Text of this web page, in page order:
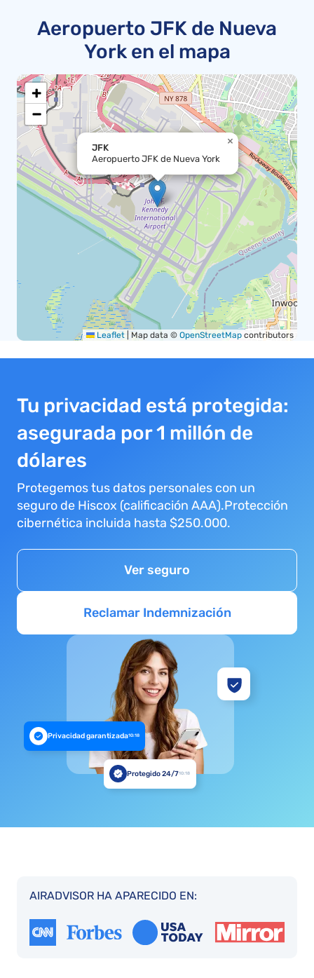
Aeropuerto JFK de Nueva
York en el mapa
JFK
Aeropuerto JFK de Nueva York
×
+
−
Leaflet |Map data © OpenStreetMap contributors
Tu privacidad está protegida:
asegurada por 1 millón de
dólares
Protegemos tus datos personales con un
seguro de Hiscox (calificación AAA).Protección
cibernética incluida hasta $250.000.
Ver seguro
Reclamar Indemnización
Privacidad garantizada10:18
Protegido 24/710:18
AIRADVISOR HA APARECIDO EN: